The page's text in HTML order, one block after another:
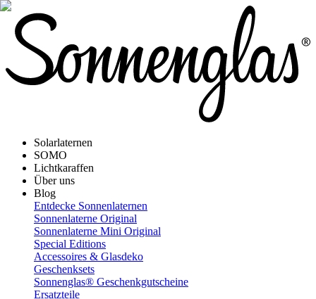
Solarlaternen
SOMO
Lichtkaraffen
Über uns
Blog
Entdecke Sonnenlaternen
Sonnenlaterne Original
Sonnenlaterne Mini Original
Special Editions
Accessoires & Glasdeko
Geschenksets
Sonnenglas® Geschenkgutscheine
Ersatzteile